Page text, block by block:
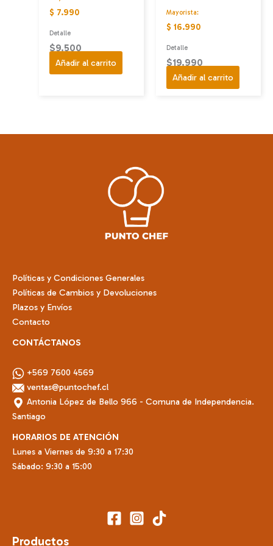
$ 7.990
Detalle
$9.500
Añadir al carrito
Mayorista:
$ 16.990
Detalle
$19.990
Añadir al carrito
Políticas y Condiciones Generales
Políticas de Cambios y Devoluciones
Plazos y Envíos
Contacto
CONTÁCTANOS
+569 7600 4569
ventas@puntochef.cl
Antonia López de Bello 966 - Comuna de Independencia.
Santiago
HORARIOS DE ATENCIÓN
Lunes a Viernes de 9:30 a 17:30
Sábado: 9:30 a 15:00
Productos